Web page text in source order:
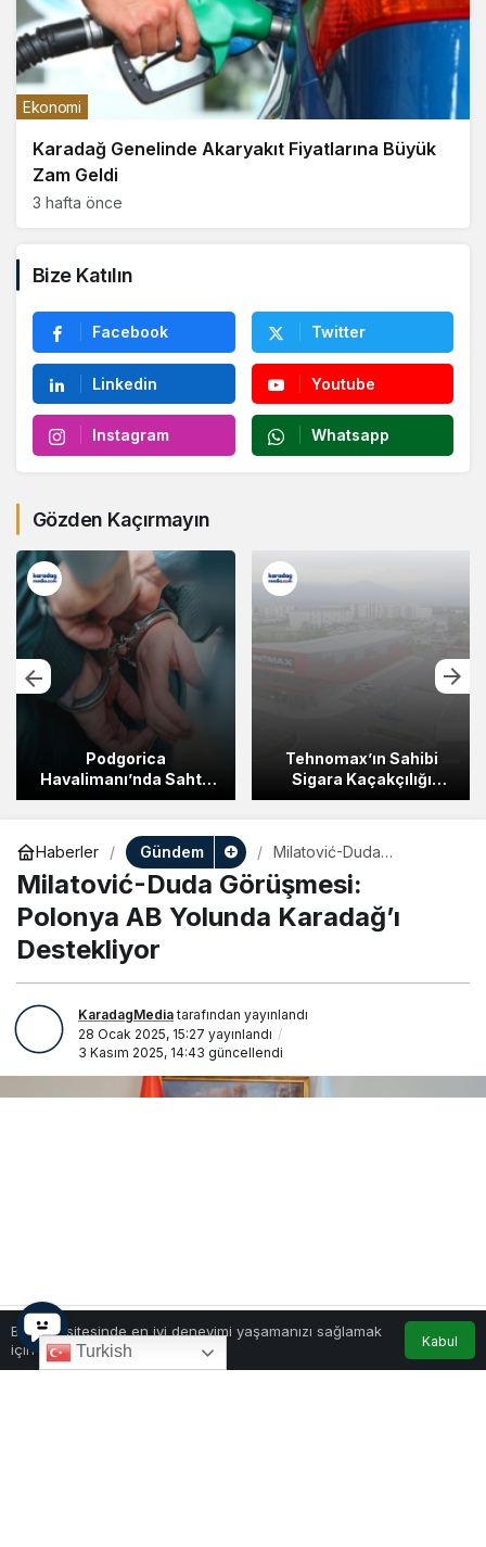
Karadağ Genelinde Akaryakıt Fiyatlarına Büyük
Zam Geldi
3 hafta önce
Ekonomi
Bize Katılın
Facebook Twitter
Linkedin Youtube
Instagram Whatsapp
Gözden Kaçırmayın
Podgorica
Havalimanı’nda Sahte
Belgelerle Yakalanan
Tutuklandı
Tehnomax’ın Sahibi
Sigara Kaçakçılığı
Operasyonunda
Haberler
Gündem
Milatović-Duda
Görüşmesi: Polonya AB
Yolunda Karadağ’ı
Destekliyor
Milatović-Duda Görüşmesi:
Polonya AB Yolunda Karadağ’ı
Destekliyor
KaradagMediatarafından yayınlandı
28 Ocak 2025, 15:27 yayınlandı
3 Kasım 2025, 14:43 güncellendi
Bu web sitesinde en iyi deneyimi yaşamanızı sağlamak
için çerezler kullanılmaktadır.
Kabul
Turkish